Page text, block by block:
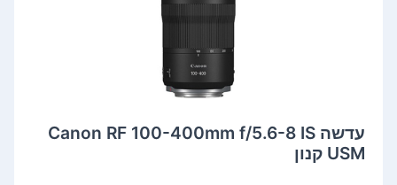
‏עדשה Canon RF 100-400mm f/5.6-8 IS
USM קנון